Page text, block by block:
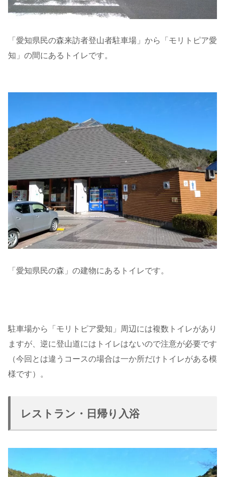
「愛知県民の森来訪者登山者駐車場」から「モリトピア愛
知」の間にあるトイレです。
「愛知県民の森」の建物にあるトイレです。
駐車場から「モリトピア愛知」周辺には複数トイレがあり
ますが、逆に登山道にはトイレはないので注意が必要です
（今回とは違うコースの場合は一か所だけトイレがある模
様です）。
レストラン・日帰り入浴